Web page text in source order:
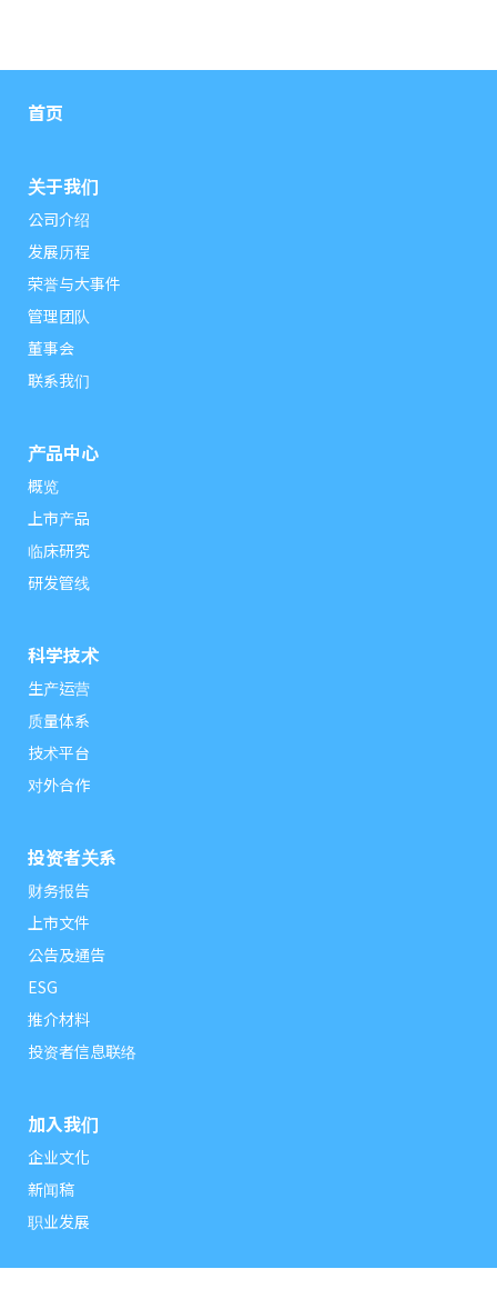
首页
关于我们
公司介绍
发展历程
荣誉与大事件
管理团队
董事会
联系我们
产品中心
概览
上市产品
临床研究
研发管线
科学技术
生产运营
质量体系
技术平台
对外合作
投资者关系
财务报告
上市文件
公告及通告
ESG
推介材料
投资者信息联络
加入我们
企业文化
新闻稿
职业发展